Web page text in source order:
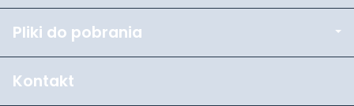
Pliki do pobrania
Kontakt